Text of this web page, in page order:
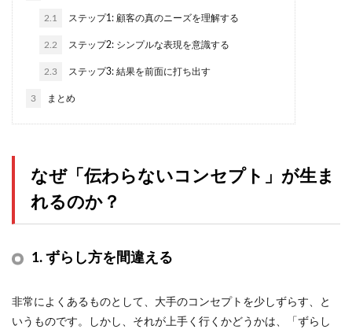
2.1 ステップ1: 顧客の真のニーズを理解する
2.2 ステップ2: シンプルな表現を意識する
2.3 ステップ3: 結果を前面に打ち出す
3 まとめ
なぜ「伝わらないコンセプト」が生ま
れるのか？
1. ずらし方を間違える
非常によくあるものとして、大手のコンセプトを少しずらす、と
いうものです。しかし、それが上手く行くかどうかは、「ずらし